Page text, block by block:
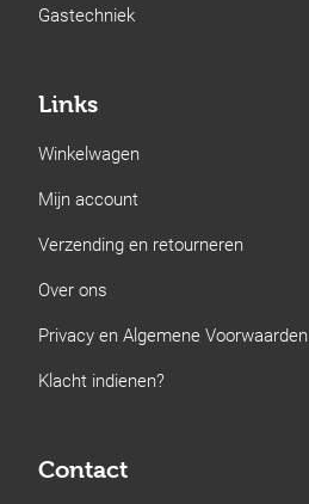
Gastechniek
Links
Winkelwagen
Mijn account
Verzending en retourneren
Over ons
Privacy en Algemene Voorwaarden
Klacht indienen?
Contact